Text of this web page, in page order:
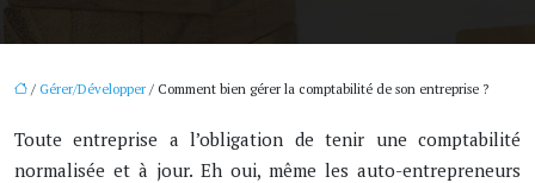
/ Gérer/Développer / Comment bien gérer la comptabilité de son entreprise ?
Toute entreprise a l’obligation de tenir une comptabilité
normalisée et à jour. Eh oui, même les auto-entrepreneurs